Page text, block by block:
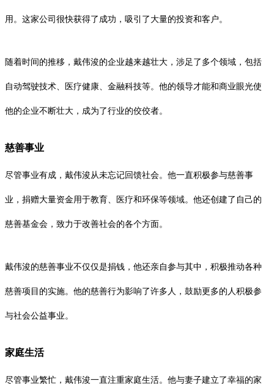
用。这家公司很快获得了成功，吸引了大量的投资和客户。
随着时间的推移，戴伟浚的企业越来越壮大，涉足了多个领域，包括
自动驾驶技术、医疗健康、金融科技等。他的领导才能和商业眼光使
他的企业不断壮大，成为了行业的佼佼者。
慈善事业
尽管事业有成，戴伟浚从未忘记回馈社会。他一直积极参与慈善事
业，捐赠大量资金用于教育、医疗和环保等领域。他还创建了自己的
慈善基金会，致力于改善社会的各个方面。
戴伟浚的慈善事业不仅仅是捐钱，他还亲自参与其中，积极推动各种
慈善项目的实施。他的慈善行为影响了许多人，鼓励更多的人积极参
与社会公益事业。
家庭生活
尽管事业繁忙，戴伟浚一直注重家庭生活。他与妻子建立了幸福的家